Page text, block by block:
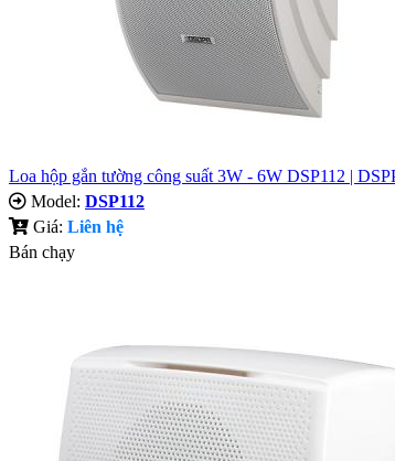
​Loa hộp gắn tường công suất 3W - 6W DSP112 |
Model: DSP112
Giá: Liên hệ
Bán chạy